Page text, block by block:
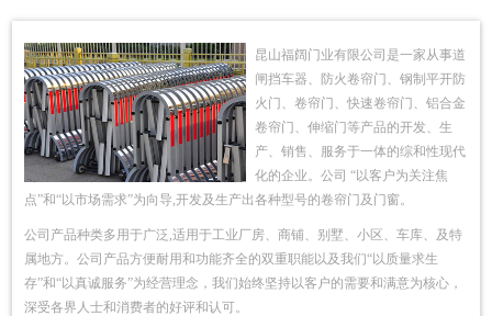
昆山福阔门业有限公司是一家从事道
闸挡车器、防火卷帘门、钢制平开防
火门、卷帘门、快速卷帘门、铝合金
卷帘门、伸缩门等产品的开发、生
产、销售、服务于一体的综和性现代
化的企业。公司 “以客户为关注焦
点”和“以市场需求”为向导,开发及生产出各种型号的卷帘门及门窗。
公司产品种类多用于广泛,适用于工业厂房、商铺、别墅、小区、车库、及特
属地方。公司产品方便耐用和功能齐全的双重职能以及我们“以质量求生
存”和“以真诚服务”为经营理念，我们始终坚持以客户的需要和满意为核心，
深受各界人士和消费者的好评和认可。